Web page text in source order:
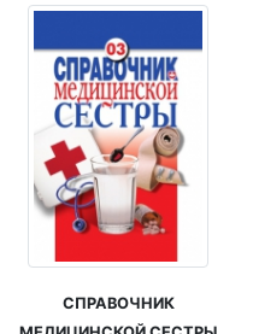
СПРАВОЧНИК